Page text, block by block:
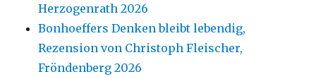
Herzogenrath 2026
Bonhoeffers Denken bleibt lebendig,
Rezension von Christoph Fleischer,
Fröndenberg 2026